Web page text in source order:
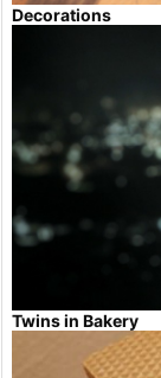
Decorations
Twins in Bakery